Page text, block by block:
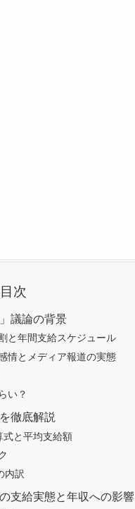
目次
議論の背景
と年間支給スケジュール
情とメディア報道の実態
い？
徹底解説
式と平均支給額
内訳
支給実態と年収への影響